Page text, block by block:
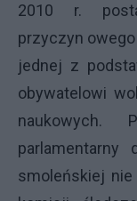
2010 r.
przyczyn
jednej z
obywatelowi
naukowych.
parlamentarny
smoleńskiej